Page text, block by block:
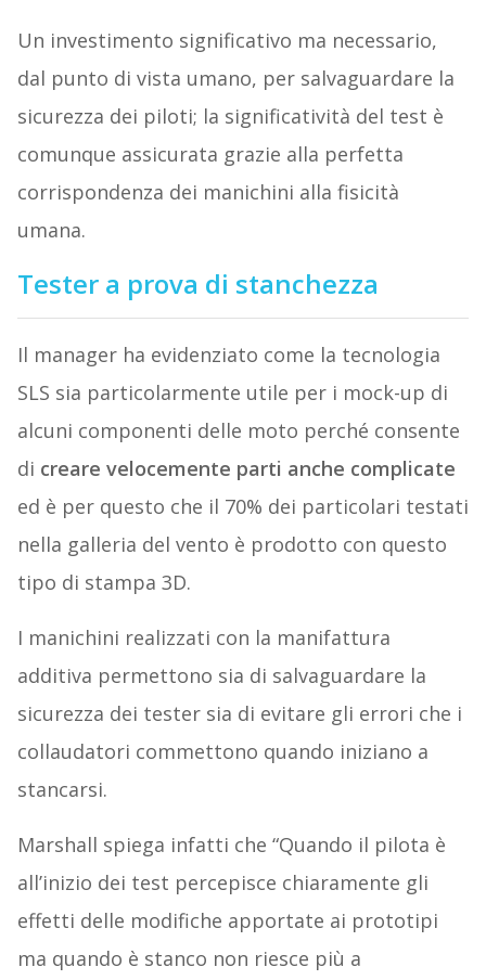
Un investimento significativo ma necessario,
dal punto di vista umano, per salvaguardare la
sicurezza dei piloti; la significatività del test è
comunque assicurata grazie alla perfetta
corrispondenza dei manichini alla fisicità
umana.
Tester a prova di stanchezza
Il manager ha evidenziato come la tecnologia
SLS sia particolarmente utile per i mock-up di
alcuni componenti delle moto perché consente
di creare velocemente parti anche complicate
ed è per questo che il 70% dei particolari testati
nella galleria del vento è prodotto con questo
tipo di stampa 3D.
I manichini realizzati con la manifattura
additiva permettono sia di salvaguardare la
sicurezza dei tester sia di evitare gli errori che i
collaudatori commettono quando iniziano a
stancarsi.
Marshall spiega infatti che “Quando il pilota è
all’inizio dei test percepisce chiaramente gli
effetti delle modifiche apportate ai prototipi
ma quando è stanco non riesce più a